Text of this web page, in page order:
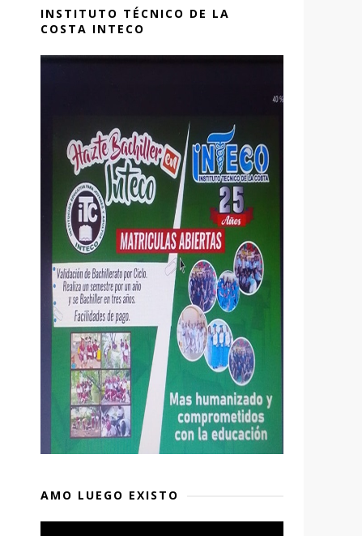
INSTITUTO TÉCNICO DE LA
COSTA INTECO
AMO LUEGO EXISTO